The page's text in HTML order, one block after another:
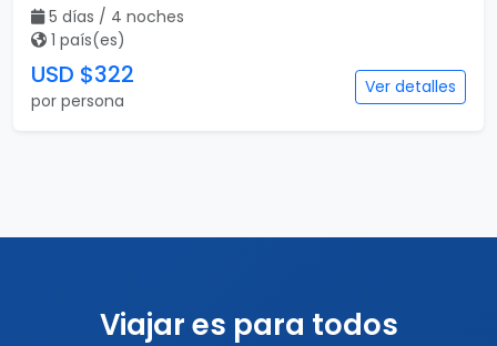
5 días / 4 noches
1 país(es)
USD $322
por persona
Ver detalles
Viajar es para todos